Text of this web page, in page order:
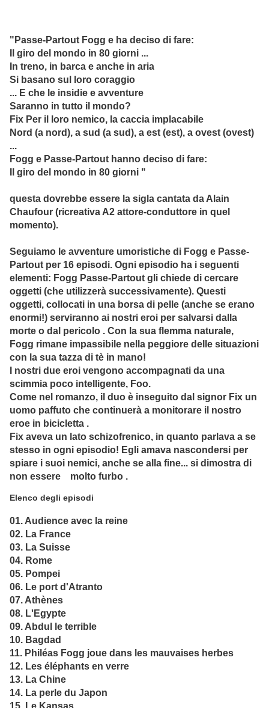
"Passe-Partout Fogg e ha deciso di fare:
Il giro del mondo in 80 giorni ...
In treno, in barca e anche in aria
Si basano sul loro coraggio
... E che le insidie e avventure
Saranno in tutto il mondo?
Fix Per il loro nemico, la caccia implacabile
Nord (a nord), a sud (a sud), a est (est), a ovest (ovest)
...
Fogg e Passe-Partout hanno deciso di fare:
Il giro del mondo in 80 giorni "
questa dovrebbe essere la sigla cantata da Alain
Chaufour (ricreativa A2 attore-conduttore in quel
momento).
Seguiamo le avventure umoristiche di Fogg e Passe-
Partout per 16 episodi. Ogni episodio ha i seguenti
elementi: Fogg Passe-Partout gli chiede di cercare
oggetti (che utilizzerà successivamente). Questi
oggetti, collocati in una borsa di pelle (anche se erano
enormi!) serviranno ai nostri eroi per salvarsi dalla
morte o dal pericolo . Con la sua flemma naturale,
Fogg rimane impassibile nella peggiore delle situazioni
con la sua tazza di tè in mano!
I nostri due eroi vengono accompagnati da una
scimmia poco intelligente, Foo.
Come nel romanzo, il duo è inseguito dal signor Fix un
uomo paffuto che continuerà a monitorare il nostro
eroe in bicicletta .
Fix aveva un lato schizofrenico, in quanto parlava a se
stesso in ogni episodio! Egli amava nascondersi per
spiare i suoi nemici, anche se alla fine... si dimostra di
non essere molto furbo .
Elenco degli episodi
01. Audience avec la reine
02. La France
03. La Suisse
04. Rome
05. Pompei
06. Le port d'Atranto
07. Athènes
08. L'Egypte
09. Abdul le terrible
10. Bagdad
11. Philéas Fogg joue dans les mauvaises herbes
12. Les éléphants en verre
13. La Chine
14. La perle du Japon
15. Le Kansas